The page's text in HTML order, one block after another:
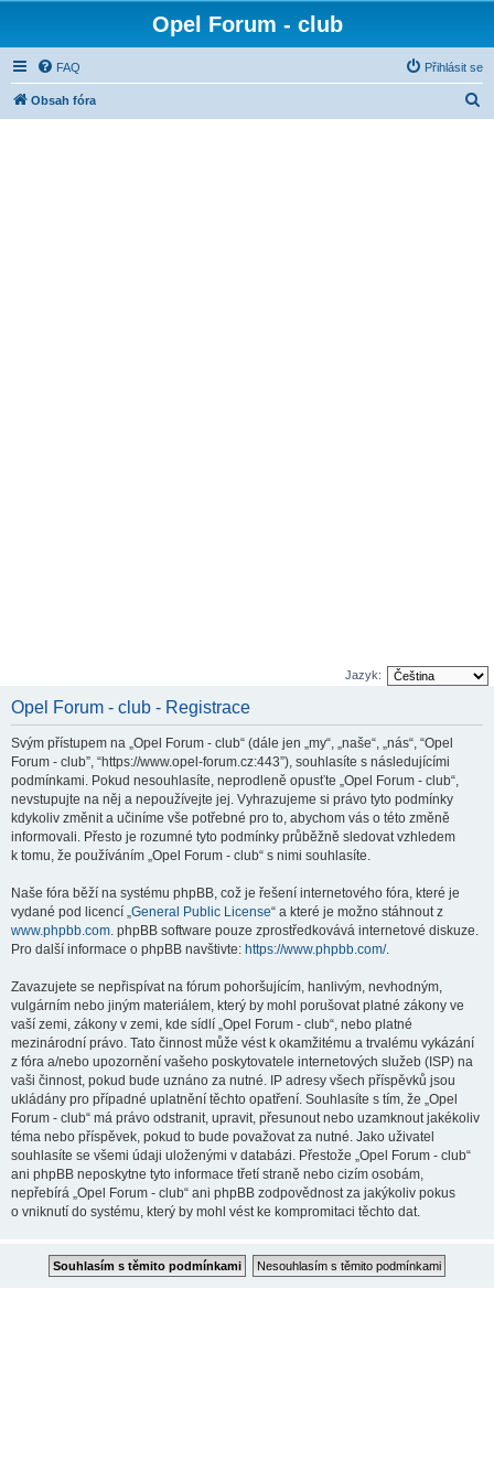
Opel Forum - club
FAQ Přihlásit se
Obsah fóra
Jazyk:
Opel Forum - club - Registrace
Svým přístupem na „Opel Forum - club“ (dále jen „my“, „naše“, „nás“, “Opel
Forum - club”, “https://www.opel-forum.cz:443”), souhlasíte s následujícími
podmínkami. Pokud nesouhlasíte, neprodleně opusťte „Opel Forum - club“,
nevstupujte na něj a nepoužívejte jej. Vyhrazujeme si právo tyto podmínky
kdykoliv změnit a učiníme vše potřebné pro to, abychom vás o této změně
informovali. Přesto je rozumné tyto podmínky průběžně sledovat vzhledem
k tomu, že používáním „Opel Forum - club“ s nimi souhlasíte.
Naše fóra běží na systému phpBB, což je řešení internetového fóra, které je
vydané pod licencí „General Public License“ a které je možno stáhnout z
www.phpbb.com. phpBB software pouze zprostředkovává internetové diskuze.
Pro další informace o phpBB navštivte: https://www.phpbb.com/.
Zavazujete se nepřispívat na fórum pohoršujícím, hanlivým, nevhodným,
vulgárním nebo jiným materiálem, který by mohl porušovat platné zákony ve
vaší zemi, zákony v zemi, kde sídlí „Opel Forum - club“, nebo platné
mezinárodní právo. Tato činnost může vést k okamžitému a trvalému vykázání
z fóra a/nebo upozornění vašeho poskytovatele internetových služeb (ISP) na
vaši činnost, pokud bude uznáno za nutné. IP adresy všech příspěvků jsou
ukládány pro případné uplatnění těchto opatření. Souhlasíte s tím, že „Opel
Forum - club“ má právo odstranit, upravit, přesunout nebo uzamknout jakékoliv
téma nebo příspěvek, pokud to bude považovat za nutné. Jako uživatel
souhlasíte se všemi údaji uloženými v databázi. Přestože „Opel Forum - club“
ani phpBB neposkytne tyto informace třetí straně nebo cizím osobám,
nepřebírá „Opel Forum - club“ ani phpBB zodpovědnost za jakýkoliv pokus
o vniknutí do systému, který by mohl vést ke kompromitaci těchto dat.